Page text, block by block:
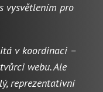
vysvětlením pro
v koordinaci –
webu. Ale
reprezentativní